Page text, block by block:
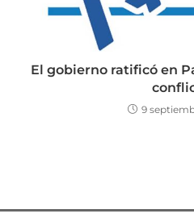
El gobierno ratificó en
9